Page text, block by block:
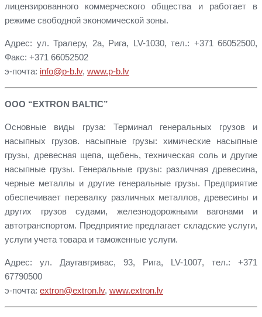
лицензированного коммерческого общества и работает в
режиме свободной экономической зоны.
Адрес: ул. Тралеру, 2a, Рига, LV-1030, тел.: +371 66052500,
Факс: +371 66052502
э-почта: info@p-b.lv, www.p-b.lv
ООО “EXTRON BALTIC”
Основные виды груза: Терминал генеральных грузов и
насыпных грузов. насыпные грузы: химические насыпные
грузы, древесная щепа, щебень, техническая соль и другие
насыпные грузы. Генеральные грузы: различная древесина,
черные металлы и другие генеральные грузы. Предприятие
обеспечивает перевалку различных металлов, древесины и
других грузов судами, железнодорожными вагонами и
автотранспортом. Предприятие предлагает складские услуги,
услуги учета товара и таможенные услуги.
Адрес: ул. Даугавгривас, 93, Рига, LV-1007, тел.: +371
67790500
э-почта: extron@extron.lv, www.extron.lv